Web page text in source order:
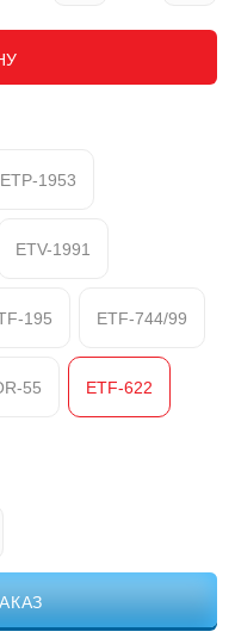
ETP-1953
ETV-1991
195 ETF-744/99
55 ETF-622